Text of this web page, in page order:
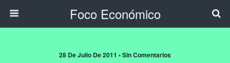
Foco Económico
28 De Julio De 2011 • Sin Comentarios